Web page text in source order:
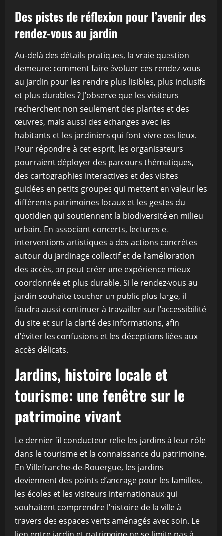
Des pistes de réflexion pour l’avenir des
rendez-vous au jardin
Au-delà des détails pratiques, la vraie question
demeure: comment faire évoluer ces rendez-vous
au jardin pour les rendre plus lisibles, plus inclusifs
et plus durables ? J’observe que les visiteurs
recherchent non seulement des plantes et des
œuvres, mais aussi des échanges avec les
habitants et les jardiniers qui font vivre ces lieux.
Pour répondre à cet esprit, les organisateurs
pourraient déployer des parcours thématiques,
des cartographies interactives et des visites
guidées en petits groupes qui mettent en valeur les
différents patrimoines locaux et les gestes du
quotidien qui soutiennent la biodiversité en milieu
urbain. En associant concerts, lectures et
interventions artistiques à des actions concrètes
autour du jardinage collectif et de l’amélioration
des accès, on peut créer une expérience mieux
coordonnée et plus durable. Si le rendez-vous au
jardin souhaite toucher un public plus large, il
faudra aussi continuer à travailler sur l’accessibilité
du site et sur la clarté des informations, afin
d’éviter les confusions et les déceptions liées aux
accès délicats.
Jardins, histoire locale et
tourisme: une fenêtre sur le
patrimoine vivant
Le dernier fil conducteur relie les jardins à leur rôle
dans le tourisme et la connaissance du patrimoine.
En Villefranche-de-Rouergue, les jardins
deviennent des points d’ancrage pour les familles,
les écoles et les visiteurs internationaux qui
souhaitent comprendre l’histoire de la ville à
travers des espaces verts aménagés avec soin. Le